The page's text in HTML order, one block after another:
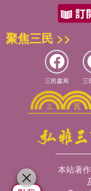
聚焦三民 >>
三民書局 三
本站著